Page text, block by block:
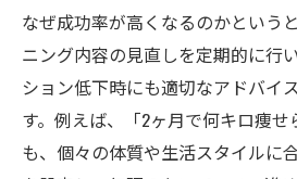
ソナルの特徴
ペア通いで続けやすいダ
力とは
ダイエットでつまずか
なぜ成功率が高くなるのかという
ニング内容の見直しを定期的に行
ション低下時にも適切なアドバイ
す。例えば、「2ヶ月で何キロ痩
も、個々の体質や生活スタイルに